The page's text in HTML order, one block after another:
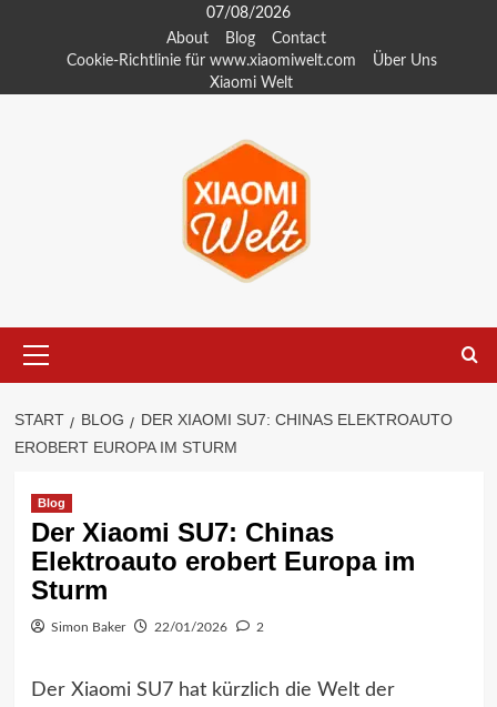
07/08/2026
About
Blog
Contact
Cookie-Richtlinie für www.xiaomiwelt.com
Über Uns
Xiaomi Welt
Menü
START BLOG
DER XIAOMI SU7: CHINAS ELEKTROAUTO
EROBERT EUROPA IM STURM
Blog
Der Xiaomi SU7: Chinas
Elektroauto erobert Europa im
Sturm
Simon Baker 22/01/2026 2
Der Xiaomi SU7 hat kürzlich die Welt der